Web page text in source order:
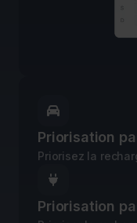

Priorisation
Priorisez la

Priorisation